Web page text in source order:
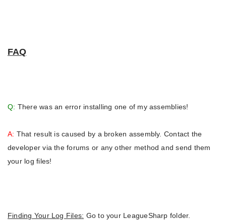
FAQ
Q: There was an error installing one of my assemblies!
A: That result is caused by a broken assembly. Contact the
developer via the forums or any other method and send them
your log files!
Finding Your Log Files: Go to your LeagueSharp folder.